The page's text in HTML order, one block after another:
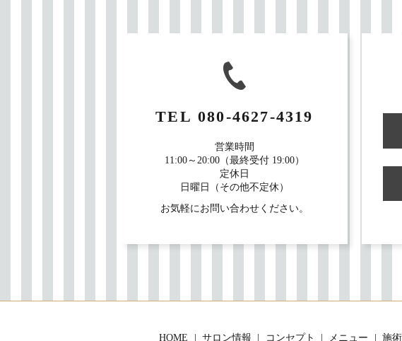
TEL080-4627-4319
営業時間
11:00～20:00（最終受付 19:00）
定休日
日曜日（その他不定休）
お気軽にお問い合わせください。
HOME サロン情報 コンセプト メニュー 施